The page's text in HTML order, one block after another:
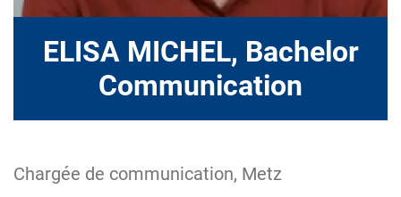
ELISA MICHEL, Bachelor
Communication
Chargée de communication, Metz